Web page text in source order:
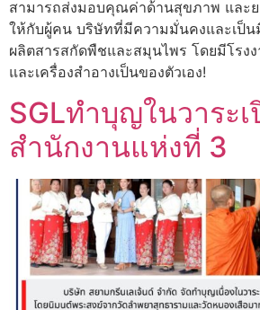
สามารถส่งมอบคุณค่าด้านสุขภาพ และ
ให้กับผู้คน บริษัทที่มีความมั่นคงและเป็น
ผลิตสารสกัดพืชและสมุนไพร โดยมีโรงง
และเครื่องสำอางเป็นของตัวเอง!
SGLทำบุญในวาระเ
สำนักงานแห่งที่ 3